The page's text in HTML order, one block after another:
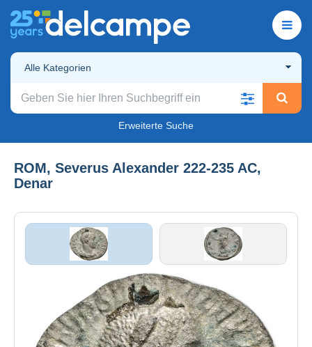
Alle Kategorien
Erweiterte Suche
ROM, Severus Alexander 222-235 AC,
Denar